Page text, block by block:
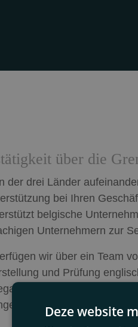
über die
der drei Länder
bei Ihren
belgische
Unternehmern zur
wir über ein Team
und Prüfung
English. Dank der
werden.
Deze website